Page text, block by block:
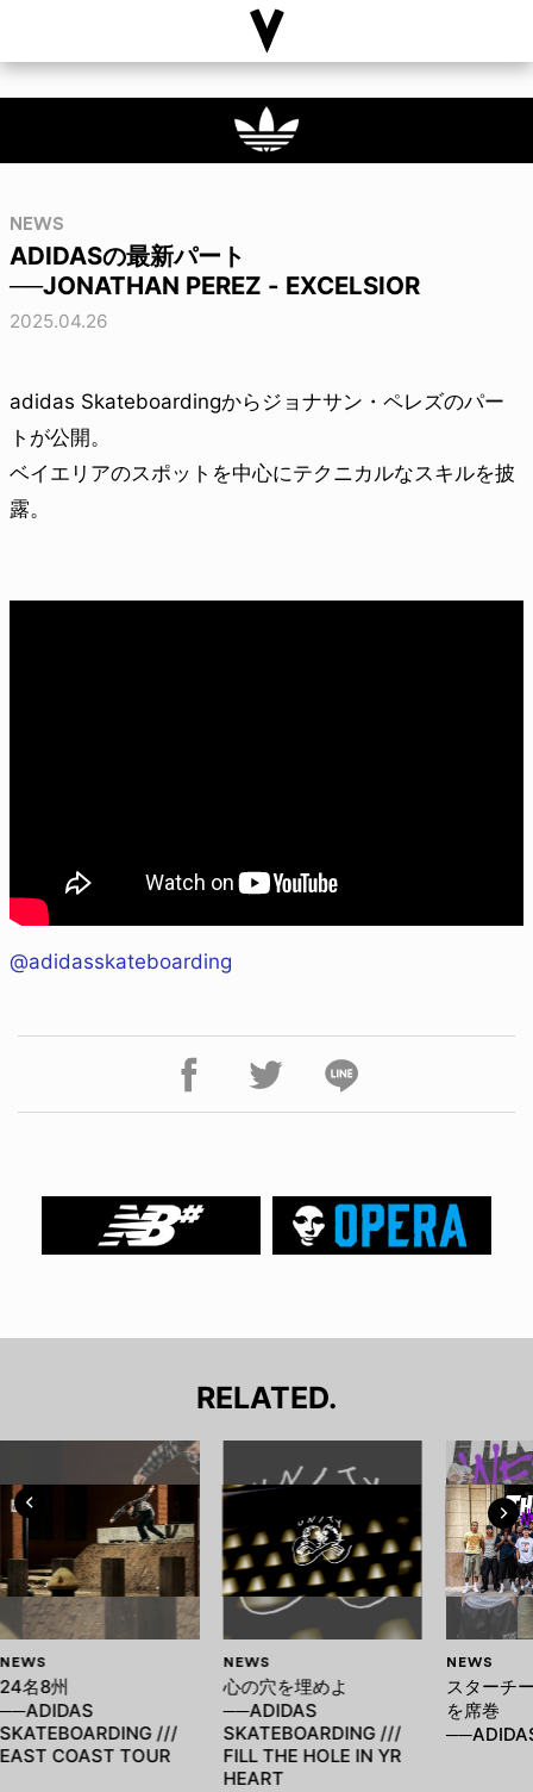
NEWS
ADIDASの最新パート
──JONATHAN PEREZ - EXCELSIOR
2025.04.26
adidas Skateboardingからジョナサン・ペレズのパー
トが公開。
ベイエリアのスポットを中心にテクニカルなスキルを披
露。
@adidasskateboarding
RELATED.
NEWS
24名8州
──ADIDAS
SKATEBOARDING ///
EAST COAST TOUR
NEWS
心の穴を埋めよ
──ADIDAS
SKATEBOARDING ///
FILL THE HOLE IN YR
HEART
NEWS
スターチ
を席巻